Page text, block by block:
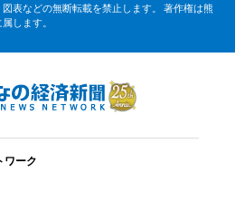
表などの無断転載を禁止します。 著作権は熊
します。
ワーク